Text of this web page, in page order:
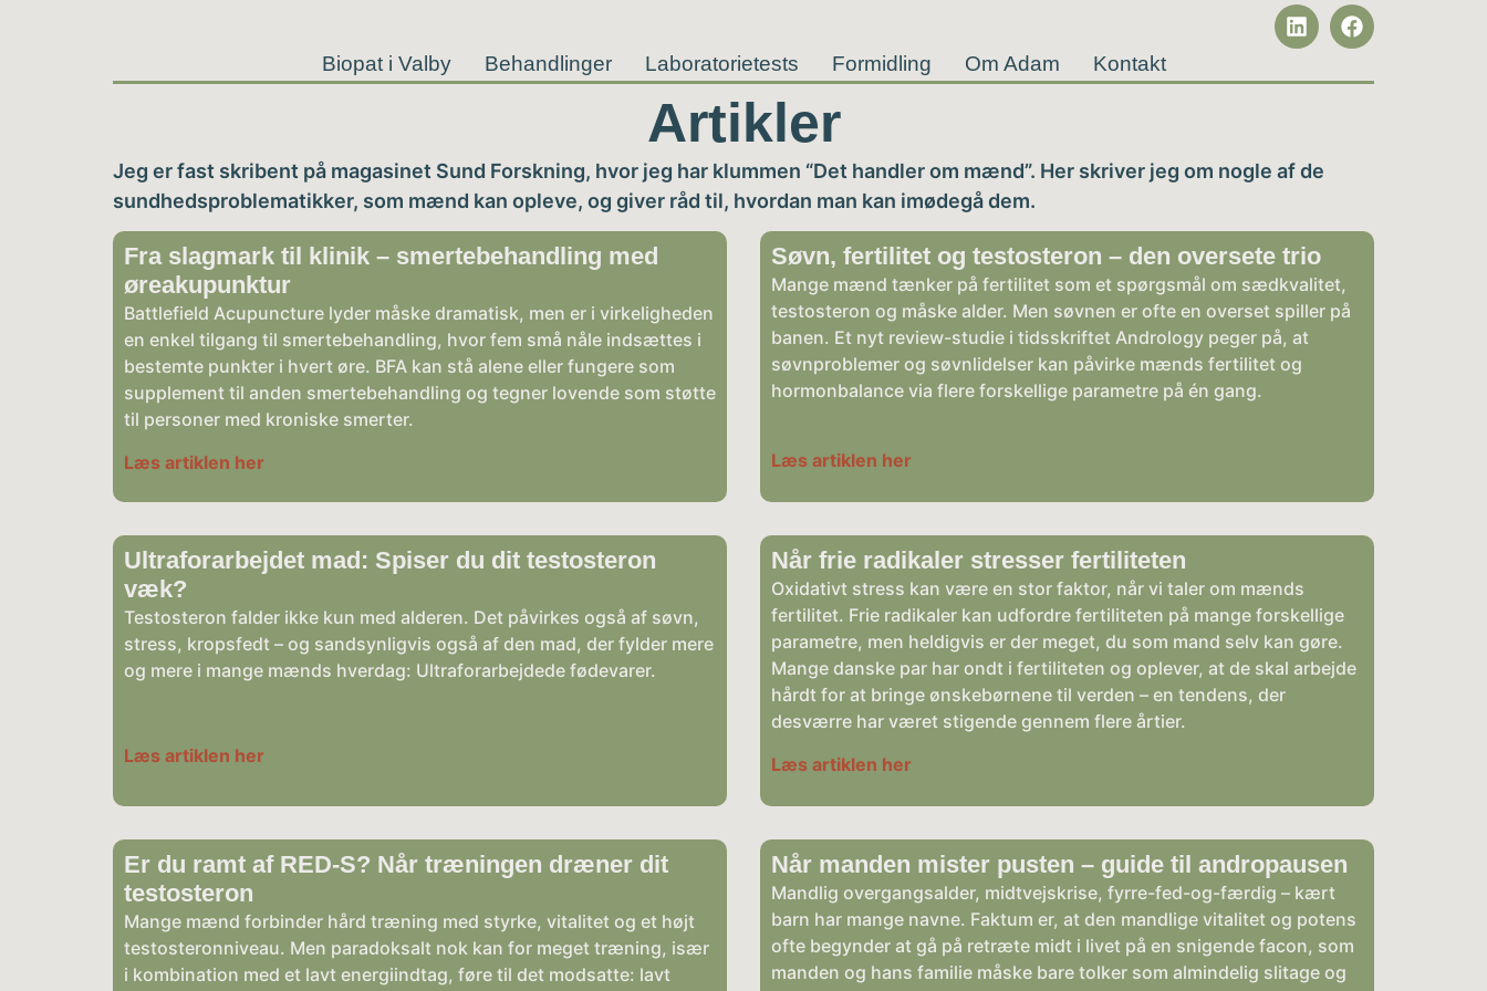
Biopat i Valby Behandlinger Laboratorietests Formidling Om Adam Kontakt
Artikler
Jeg er fast skribent på magasinet Sund Forskning, hvor jeg har klummen “Det handler om mænd”. Her skriver jeg om nogle af de
sundhedsproblematikker, som mænd kan opleve, og giver råd til, hvordan man kan imødegå dem.
Fra slagmark til klinik – smertebehandling med
øreakupunktur
Battlefield Acupuncture lyder måske dramatisk, men er i virkeligheden
en enkel tilgang til smertebehandling, hvor fem små nåle indsættes i
bestemte punkter i hvert øre. BFA kan stå alene eller fungere som
supplement til anden smertebehandling og tegner lovende som støtte
til personer med kroniske smerter.
Læs artiklen her
Søvn, fertilitet og testosteron – den oversete trio
Mange mænd tænker på fertilitet som et spørgsmål om sædkvalitet,
testosteron og måske alder. Men søvnen er ofte en overset spiller på
banen. Et nyt review-studie i tidsskriftet Andrology peger på, at
søvnproblemer og søvnlidelser kan påvirke mænds fertilitet og
hormonbalance via flere forskellige parametre på én gang.
Læs artiklen her
Ultraforarbejdet mad: Spiser du dit testosteron
væk?
Testosteron falder ikke kun med alderen. Det påvirkes også af søvn,
stress, kropsfedt – og sandsynligvis også af den mad, der fylder mere
og mere i mange mænds hverdag: Ultraforarbejdede fødevarer.
Læs artiklen her
Når frie radikaler stresser fertiliteten
Oxidativt stress kan være en stor faktor, når vi taler om mænds
fertilitet. Frie radikaler kan udfordre fertiliteten på mange forskellige
parametre, men heldigvis er der meget, du som mand selv kan gøre.
Mange danske par har ondt i fertiliteten og oplever, at de skal arbejde
hårdt for at bringe ønskebørnene til verden – en tendens, der
desværre har været stigende gennem flere årtier.
Læs artiklen her
Er du ramt af RED-S? Når træningen dræner dit
testosteron
Mange mænd forbinder hård træning med styrke, vitalitet og et højt
testosteronniveau. Men paradoksalt nok kan for meget træning, især
i kombination med et lavt energiindtag, føre til det modsatte: lavt
Når manden mister pusten – guide til andropausen
Mandlig overgangsalder, midtvejskrise, fyrre-fed-og-færdig – kært
barn har mange navne. Faktum er, at den mandlige vitalitet og potens
ofte begynder at gå på retræte midt i livet på en snigende facon, som
manden og hans familie måske bare tolker som almindelig slitage og